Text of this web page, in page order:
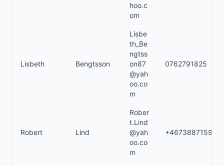
hoo.c
om
Lisbeth Bengtsson
Lisbe
th_Be
ngtss
on87
@yah
oo.co
m
0762791825
Robert Lind
Rober
t.Lind
@yah
oo.co
m
+46738871591